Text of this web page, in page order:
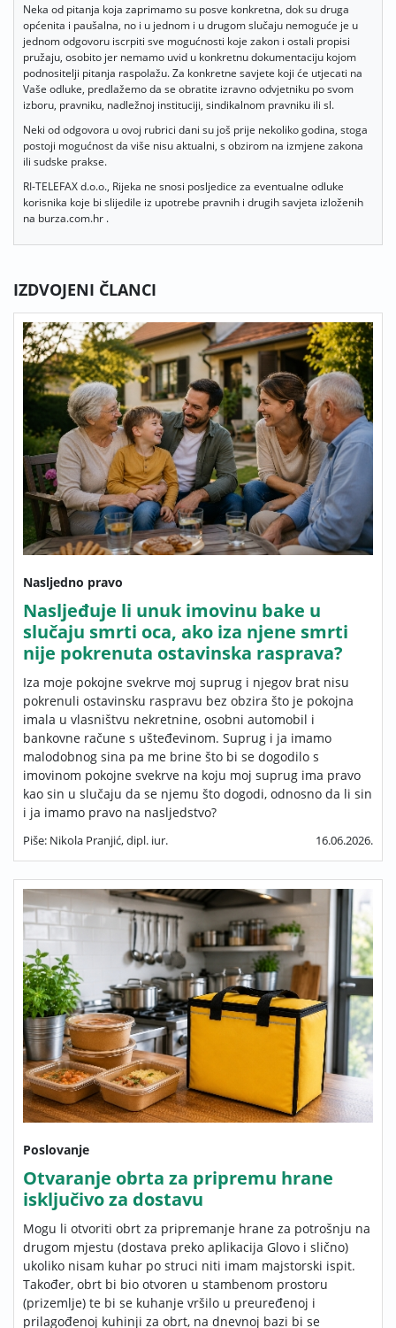
Neka od pitanja koja zaprimamo su posve konkretna, dok su druga
općenita i paušalna, no i u jednom i u drugom slučaju nemoguće je u
jednom odgovoru iscrpiti sve mogućnosti koje zakon i ostali propisi
pružaju, osobito jer nemamo uvid u konkretnu dokumentaciju kojom
podnositelji pitanja raspolažu. Za konkretne savjete koji će utjecati na
Vaše odluke, predlažemo da se obratite izravno odvjetniku po svom
izboru, pravniku, nadležnoj instituciji, sindikalnom pravniku ili sl.
Neki od odgovora u ovoj rubrici dani su još prije nekoliko godina, stoga
postoji mogućnost da više nisu aktualni, s obzirom na izmjene zakona
ili sudske prakse.
RI-TELEFAX d.o.o., Rijeka ne snosi posljedice za eventualne odluke
korisnika koje bi slijedile iz upotrebe pravnih i drugih savjeta izloženih
na burza.com.hr .
IZDVOJENI ČLANCI
Nasljedno pravo
Nasljeđuje li unuk imovinu bake u
slučaju smrti oca, ako iza njene smrti
nije pokrenuta ostavinska rasprava?
Iza moje pokojne svekrve moj suprug i njegov brat nisu
pokrenuli ostavinsku raspravu bez obzira što je pokojna
imala u vlasništvu nekretnine, osobni automobil i
bankovne račune s ušteđevinom. Suprug i ja imamo
malodobnog sina pa me brine što bi se dogodilo s
imovinom pokojne svekrve na koju moj suprug ima pravo
kao sin u slučaju da se njemu što dogodi, odnosno da li sin
i ja imamo pravo na nasljedstvo?
Piše: Nikola Pranjić, dipl. iur. 16.06.2026.
Poslovanje
Otvaranje obrta za pripremu hrane
isključivo za dostavu
Mogu li otvoriti obrt za pripremanje hrane za potrošnju na
drugom mjestu (dostava preko aplikacija Glovo i slično)
ukoliko nisam kuhar po struci niti imam majstorski ispit.
Također, obrt bi bio otvoren u stambenom prostoru
(prizemlje) te bi se kuhanje vršilo u preuređenoj i
prilagođenoj kuhinji za obrt, na dnevnoj bazi bi se